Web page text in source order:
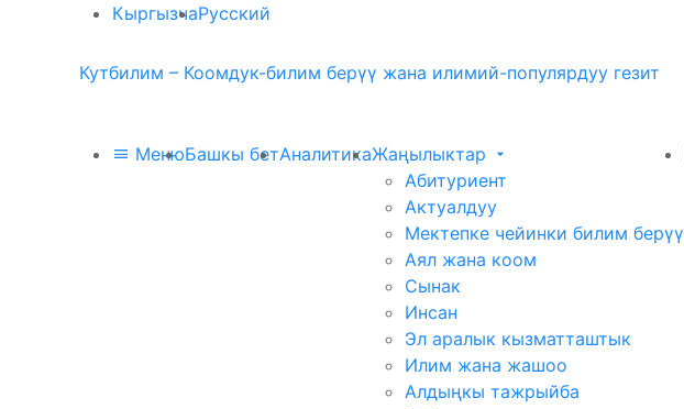
КыргызчаРусский
Кутбилим – Коомдук-билим берүү жана илимий-популярдуу гезит
МенюБашкы бетАналитикаЖаңылыктар
Абитуриент
Актуалдуу
Мектепке чейинки билим берүү
Аял жана коом
Сынак
Инсан
Эл аралык кызматташтык
Илим жана жашоо
Алдыңкы тажрыйба